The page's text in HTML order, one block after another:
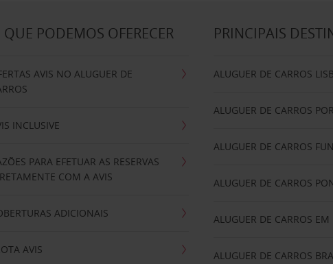
QUE PODEMOS OFERECER
AVIS NO ALUGUER DE
INCLUSIVE
PARA EFETUAR AS RESERVAS
COM A AVIS
ADICIONAIS
AVIS
PRINCIPAIS
ALUGUER DE CARROS
ALUGUER DE CARROS
ALUGUER DE CARROS
ALUGUER DE CARROS
ALUGUER DE CARROS EM
ALUGUER DE CARROS